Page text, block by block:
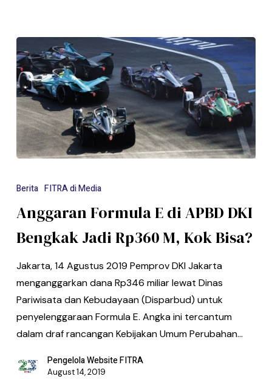
Berita FITRA di Media
Anggaran Formula E di APBD DKI
Bengkak Jadi Rp360 M, Kok Bisa?
Jakarta, 14 Agustus 2019 Pemprov DKI Jakarta
menganggarkan dana Rp346 miliar lewat Dinas
Pariwisata dan Kebudayaan (Disparbud) untuk
penyelenggaraan Formula E. Angka ini tercantum
dalam draf rancangan Kebijakan Umum Perubahan…
Pengelola Website FITRA
August 14, 2019